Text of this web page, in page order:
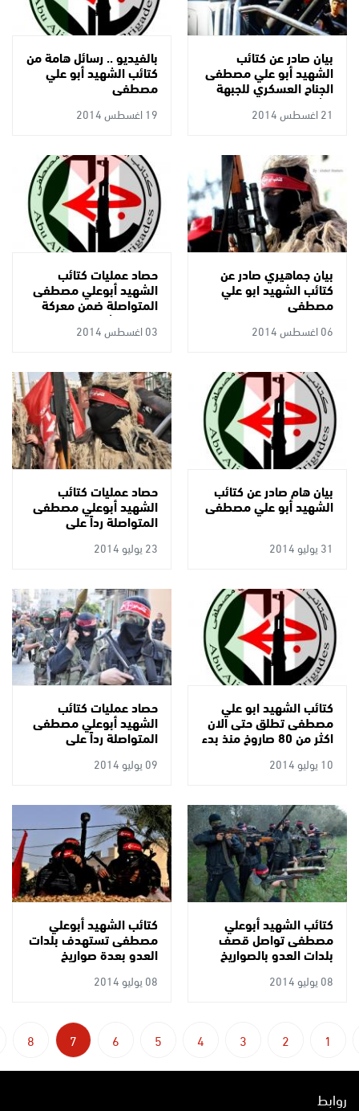
بيان صادر عن كتائب
الشهيد أبو علي مصطفى
الجناح العسكري للجبهة
الشعبية لتحرير فلسطين21 اغسطس 2014
بالفيديو .. رسائل هامة من
كتائب الشهيد أبو علي
مصطفى
19 اغسطس 2014
بيان جماهيري صادر عن
كتائب الشهيد ابو علي
مصطفى
06 اغسطس 2014
حصاد عمليات كتائب
الشهيد أبوعلي مصطفى
المتواصلة ضمن معركة
الوفاء للشهداء03 اغسطس 2014
بيان هام صادر عن كتائب
الشهيد أبو علي مصطفى
31 يوليو 2014
حصاد عمليات كتائب
الشهيد أبوعلي مصطفى
المتواصلة رداً على
العدوان الصهيوني23 يوليو 2014
كتائب الشهيد ابو علي
مصطفى تطلق حتى الان
اكثر من 80 صاروخ منذ بدء
العدوان10 يوليو 2014
حصاد عمليات كتائب
الشهيد أبوعلي مصطفى
المتواصلة رداً على
العدوان الصهيوني09 يوليو 2014
كتائب الشهيد أبوعلي
مصطفى تواصل قصف
بلدات العدو بالصواريخ
08 يوليو 2014
كتائب الشهيد أبوعلي
مصطفى تستهدف بلدات
العدو بعدة صواريخ
08 يوليو 2014
1
2
3
4
5
6
7
8
روابط